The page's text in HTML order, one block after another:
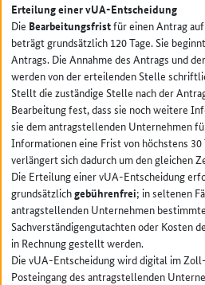
Erteilung einer vUA-Entscheidung
Die Bearbeitungsfristfür einen Antrag
beträgt grundsätzlich 120 Tage. Sie
Antrags. Die Annahme des Antrags und
werden von der erteilenden Stelle
Stellt die zuständige Stelle nach der
Bearbeitung fest, dass sie noch weitere
sie dem antragstellenden Unternehmen
Informationen eine Frist von höchstens
verlängert sich dadurch um den gleichen
Die Erteilung einer vUA-Entscheidung
grundsätzlichgebührenfrei; in seltenen
antragstellenden Unternehmen
Sachverständigengutachten oder Kosten
in Rechnung gestellt werden.
Die vUA-Entscheidung wird digital im
Posteingang des antragstellenden